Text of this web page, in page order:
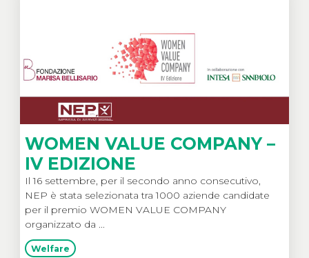
WOMEN VALUE COMPANY –
IV EDIZIONE
Il 16 settembre, per il secondo anno consecutivo,
NEP è stata selezionata tra 1000 aziende candidate
per il premio WOMEN VALUE COMPANY
organizzato da ...
Welfare